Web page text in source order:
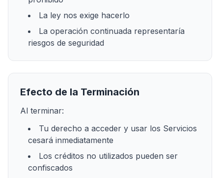
La ley nos exige hacerlo
La operación continuada representaría
riesgos de seguridad
Efecto de la Terminación
Al terminar:
Tu derecho a acceder y usar los Servicios
cesará inmediatamente
Los créditos no utilizados pueden ser
confiscados